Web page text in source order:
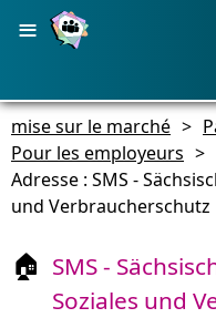
≡
mise sur le marché >
Pour les employeurs >
Adresse : SMS -
und Verbraucherschutz
🏠 SMS -
Soziales und